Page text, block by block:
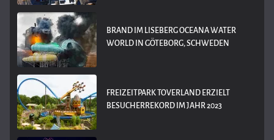
BRAND IM LISEBERG OCEANA WATER
WORLD IN GÖTEBORG, SCHWEDEN
FREIZEITPARK TOVERLAND ERZIELT
BESUCHERREKORD IM JAHR 2023